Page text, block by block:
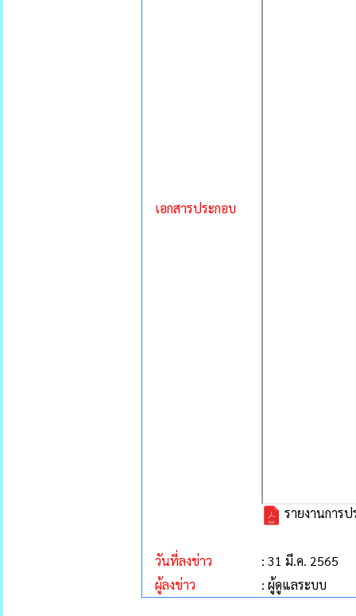
เอกสารประกอบ
รายงานการ
วันที่ลงข่าว
: 31 มี.ค. 2565
ผู้ลงข่าว
: ผู้ดูแลระบบ